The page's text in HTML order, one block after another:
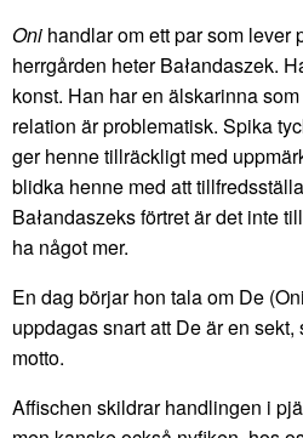
Oni handlar om ett par som lever
herrgården heter Bałandaszek.
konst. Han har en älskarinna
relation är problematisk. Spika
ger henne tillräckligt med
blidka henne med att
Bałandaszeks förtret är det inte
ha något mer.
En dag börjar hon tala om De
uppdagas snart att De är en
motto.
Affischen skildrar handlingen i